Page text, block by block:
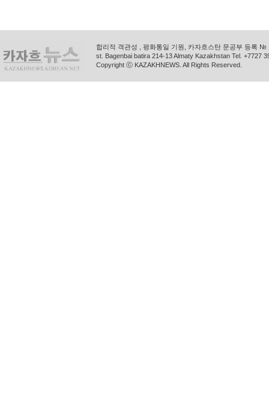
합리적 객관성 , 평화통일 기원, 카자흐스탄 문공부 등록
st. Bagenbai batira 214-13 Almaty Kazakhstan Tel. +7727
Copyright ⓒ KAZAKHNEWS. All Rights Reserved.